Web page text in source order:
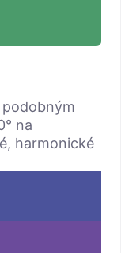
na
harmonické